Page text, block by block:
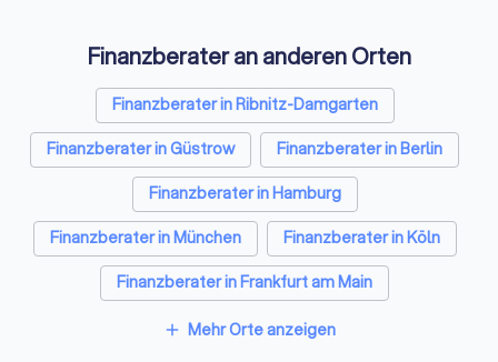
Finanzberater an anderen Orten
Finanzberater in Ribnitz-Damgarten
Finanzberater in Güstrow
Finanzberater in Berlin
Finanzberater in Hamburg
Finanzberater in München
Finanzberater in Köln
Finanzberater in Frankfurt am Main
Finanzberater in Stuttgart
add Mehr Orte anzeigen